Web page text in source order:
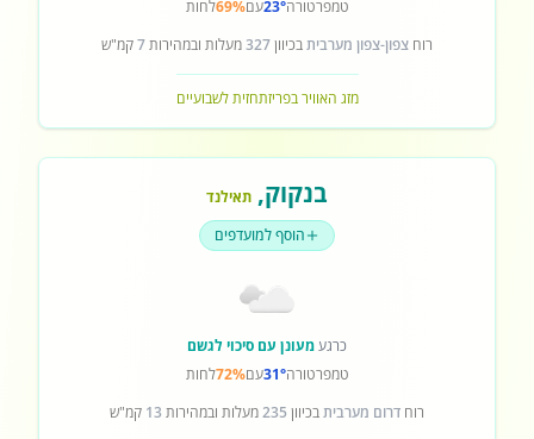
טמפרטורה23°עם69%לחות
רוח צפון-צפון מערביתבכיוון327מעלות ובמהירות7קמ"ש
מזג האוויר בפריזתחזית לשבועיים
בנקוק, תאילנד
הוסף למועדפים
כרגעמעונן עם סיכוי לגשם
טמפרטורה31°עם72%לחות
רוח דרום מערביתבכיוון 235מעלות ובמהירות 13 קמ"ש